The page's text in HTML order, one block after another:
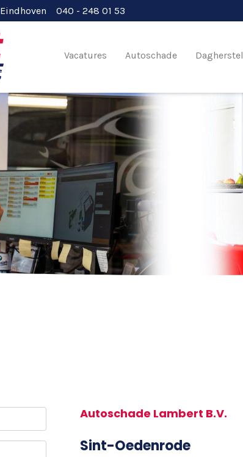
naar
Eindhoven 040 - 248 01 53
Vacatures Autoschade Dagherstel
Autoschade Lambert B.V.
Sint-Oedenrode